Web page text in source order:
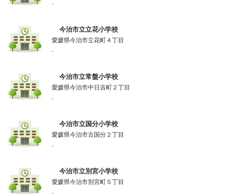
-
今治市立立花小学校
愛媛県今治市立花町４丁目
-
今治市立常盤小学校
愛媛県今治市中日吉町２丁目
-
今治市立国分小学校
愛媛県今治市古国分２丁目
-
今治市立別宮小学校
愛媛県今治市別宮町５丁目
-